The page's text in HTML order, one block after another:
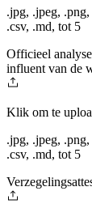
.jpg, .jpeg,
.csv, .md, tot 5
Officieel
influent van de
Klik om te
.jpg, .jpeg,
.csv, .md, tot 5